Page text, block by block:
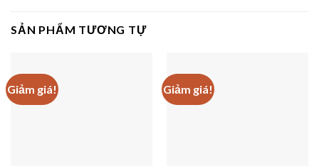
SẢN PHẨM TƯƠNG TỰ
Giảm giá! Giảm giá!